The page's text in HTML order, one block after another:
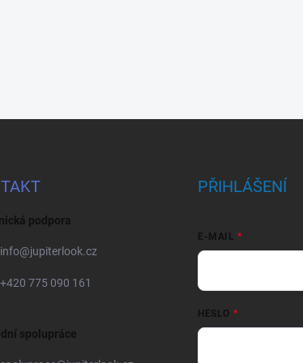
podpora
info@jupiterlook.cz
+420 775 090 161
spolupráce
PŘIHLÁŠENÍ
E-MAIL
HESLO